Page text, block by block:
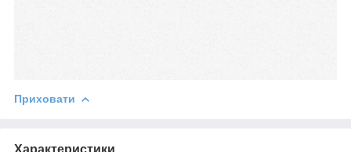
Приховати
Характеристики